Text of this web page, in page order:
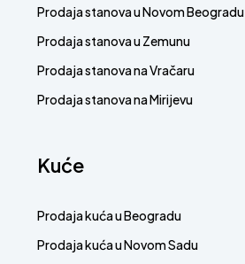
Prodaja stanova u Novom Beogradu
Prodaja stanova u Zemunu
Prodaja stanova na Vračaru
Prodaja stanova na Mirijevu
Kuće
Prodaja kuća u Beogradu
Prodaja kuća u Novom Sadu